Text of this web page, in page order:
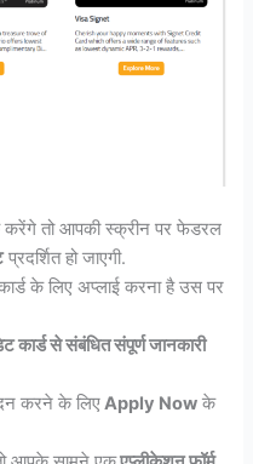
तो आपकी स्क्रीन पर फेडरल
प्रदर्शित हो जाएगी.
के लिए अप्लाई करना है उस पर
कार्ड से संबंधित संपूर्ण जानकारी
करने के लिएApply Now के